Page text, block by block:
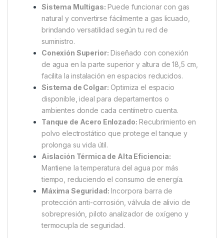
Sistema Multigas: Puede funcionar con gas
natural y convertirse fácilmente a gas licuado,
brindando versatilidad según tu red de
suministro.
Conexión Superior: Diseñado con conexión
de agua en la parte superior y altura de 18,5 cm,
facilita la instalación en espacios reducidos.
Sistema de Colgar: Optimiza el espacio
disponible, ideal para departamentos o
ambientes donde cada centímetro cuenta.
Tanque de Acero Enlozado: Recubrimiento en
polvo electrostático que protege el tanque y
prolonga su vida útil.
Aislación Térmica de Alta Eficiencia:
Mantiene la temperatura del agua por más
tiempo, reduciendo el consumo de energía.
Máxima Seguridad: Incorpora barra de
protección anti-corrosión, válvula de alivio de
sobrepresión, piloto analizador de oxígeno y
termocupla de seguridad.